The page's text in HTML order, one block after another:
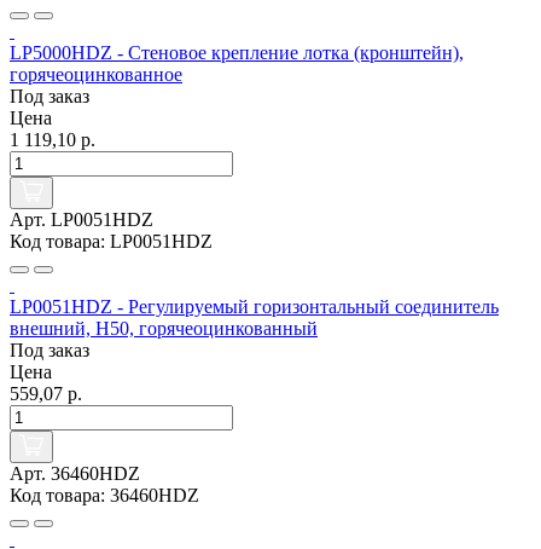
LP5000HDZ - Стеновое крепление лотка (кронштейн),
горячеоцинкованное
Под заказ
Цена
1 119,10 р.
Арт. LP0051HDZ
Код товара: LP0051HDZ
LP0051HDZ - Регулируемый горизонтальный соединитель
внешний, H50, горячеоцинкованный
Под заказ
Цена
559,07 р.
Арт. 36460HDZ
Код товара: 36460HDZ